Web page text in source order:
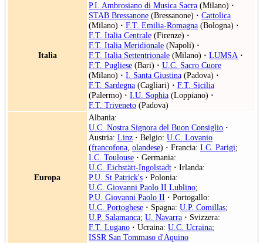
Italia
P.I. Ambrosiano di Musica Sacra (Milano) ·
STAB Bressanone (Bressanone) · Cattolica
(Milano) · F.T. Emilia-Romagna (Bologna) ·
F.T. Italia Centrale (Firenze) ·
F.T. Italia Meridionale (Napoli) ·
F.T. Italia Settentrionale (Milano) · LUMSA ·
F.T. Pugliese (Bari) · U.C. Sacro Cuore
(Milano) · I. Santa Giustina (Padova) ·
F.T. Sardegna (Cagliari) · F.T. Sicilia
(Palermo) · I.U. Sophia (Loppiano) ·
F.T. Triveneto (Padova)
Europa
Albania:
U.C. Nostra Signora del Buon Consiglio ·
Austria: Linz · Belgio: U.C. Lovanio
(francofona olandese) · Francia: I.C. Parigi;
I.C. Toulouse · Germania:
U.C. Eichstätt-Ingolstadt · Irlanda:
P.U. St Patrick's · Polonia:
U.C. Giovanni Paolo II Lublino;
P.U. Giovanni Paolo II · Portogallo:
U.C. Portoghese · Spagna: U.P. Comillas;
U.P. Salamanca; U. Navarra · Svizzera:
F.T. Lugano · Ucraina: U.C. Ucraina;
ISSR San Tommaso d'Aquino